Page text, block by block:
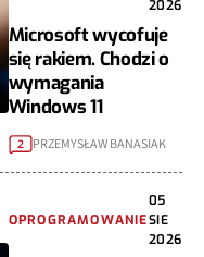
2026
Microsoft wycofuje
się rakiem. Chodzi o
wymagania
Windows 11
2 PRZEMYSŁAW BANASIAK
OPROGRAMOWANIE
05
SIE
2026